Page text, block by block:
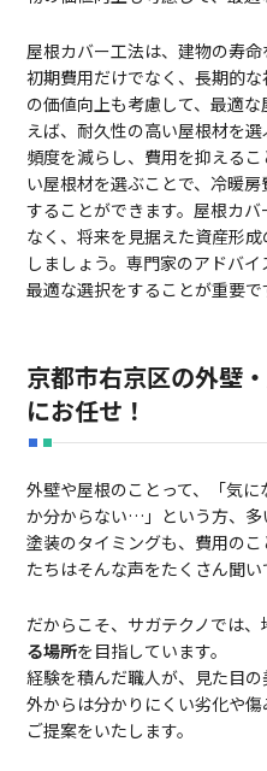
屋根カバー工法は、建物の寿命
初期費用だけでなく、長期的
の価値向上も考慮して、最適
えば、耐久性の高い屋根材を
頻度を減らし、費用を抑える
い屋根材を選ぶことで、冷暖
することができます。屋根カ
なく、将来を見据えた資産形
しましょう。専門家のアドバ
最適な選択をすることが重要で
京都市右京区の外壁
にお任せ！
外壁や屋根のことって、「気
か分からない…」という方、多
塗装のタイミングも、費用の
たちはそんな声をたくさん聞い
だからこそ、サガテクノ では、
る場所を目指しています。
経験を積んだ職人が、見た目の
外からは分かりにくい劣化や
ご提案をいたします。